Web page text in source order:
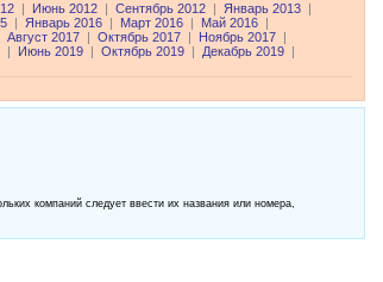
Июнь 2012 Сентябрь 2012 Январь 2013
Январь 2016 Март 2016 Май 2016
Август 2017 Октябрь 2017 Ноябрь 2017
Июнь 2019 Октябрь 2019 Декабрь 2019
компаний следует ввести их названия или номера,